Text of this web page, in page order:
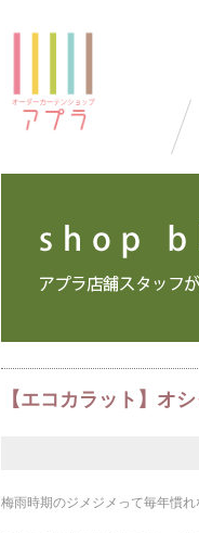
【エコカラット】オ
梅雨時期のジメジメって毎年慣れ